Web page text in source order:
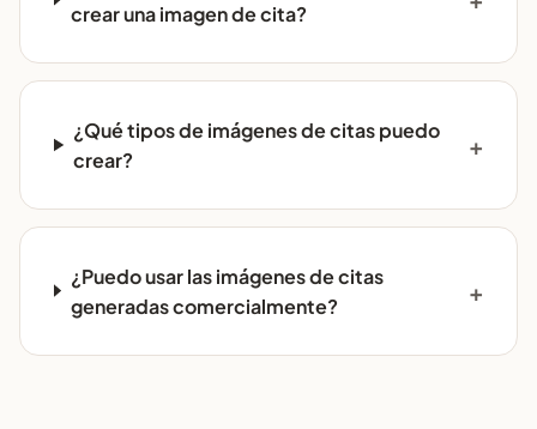
crear una imagen de cita?
¿Qué tipos de imágenes de citas puedo
crear?
¿Puedo usar las imágenes de citas
generadas comercialmente?